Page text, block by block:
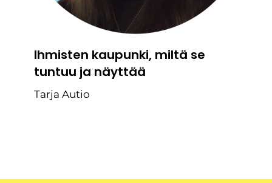
Ihmisten kaupunki, miltä se
tuntuu ja näyttää
Tarja Autio